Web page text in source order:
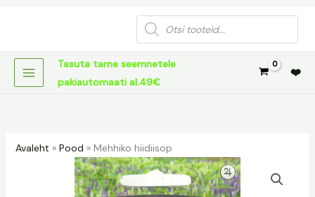
Products
search
Tasuta tarne seemnetele
pakiautomaati al.49€
❤️
Avaleht » Pood » Mehhiko hiidiisop